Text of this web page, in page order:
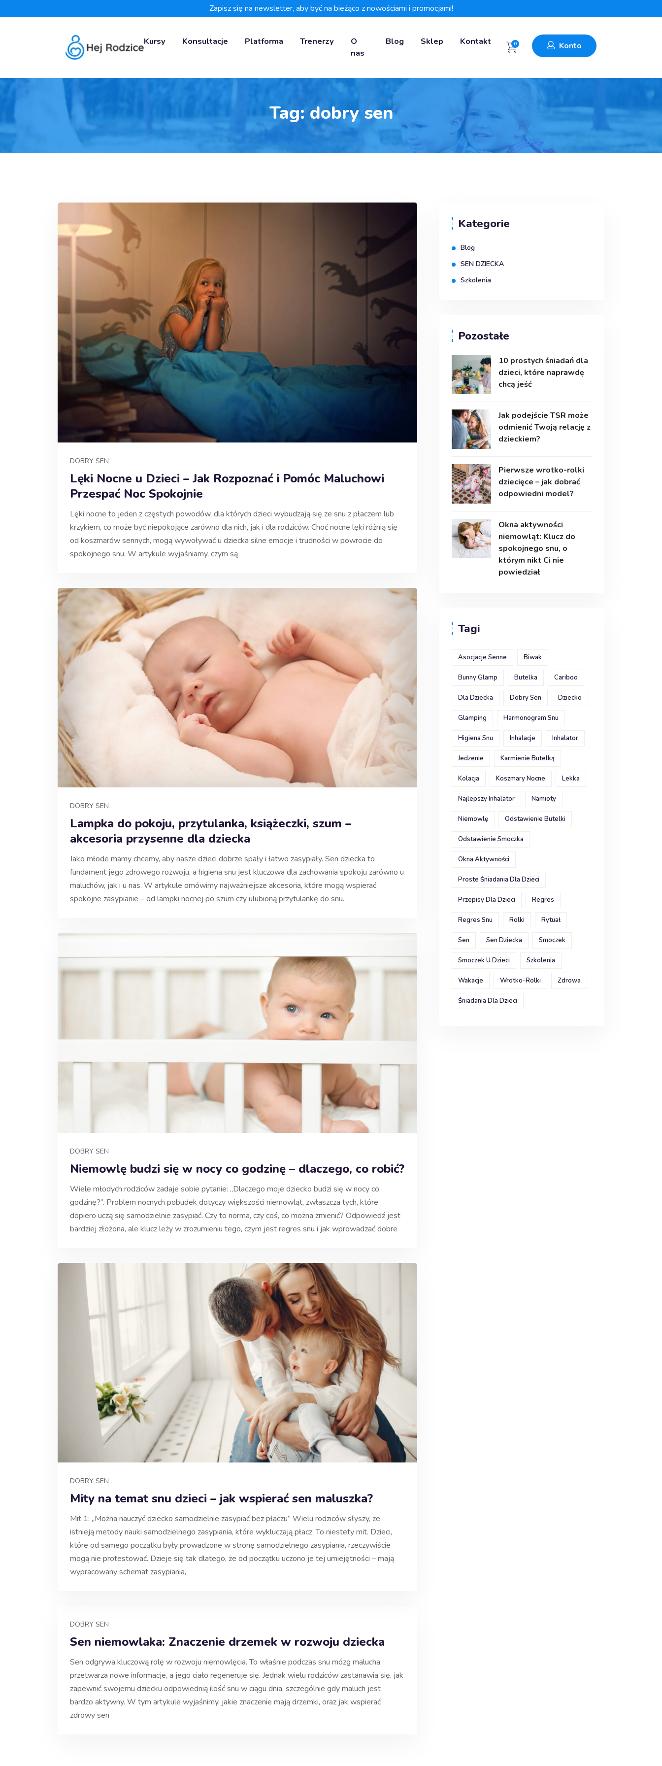
Zapisz się na newsletter, aby być na bieżąco z nowościami i promocjami!
Kursy Konsultacje Platforma Trenerzy
O
nas
Blog Sklep Kontakt 0 Konto
Tag: dobry sen
DOBRY SEN
Lęki Nocne u Dzieci – Jak Rozpoznać i Pomóc Maluchowi
Przespać Noc Spokojnie
Lęki nocne to jeden z częstych powodów, dla których dzieci wybudzają się ze snu z płaczem lub
krzykiem, co może być niepokojące zarówno dla nich, jak i dla rodziców. Choć nocne lęki różnią się
od koszmarów sennych, mogą wywoływać u dziecka silne emocje i trudności w powrocie do
spokojnego snu. W artykule wyjaśniamy, czym są
DOBRY SEN
Lampka do pokoju, przytulanka, książeczki, szum –
akcesoria przysenne dla dziecka
Jako młode mamy chcemy, aby nasze dzieci dobrze spały i łatwo zasypiały. Sen dziecka to
fundament jego zdrowego rozwoju, a higiena snu jest kluczowa dla zachowania spokoju zarówno u
maluchów, jak i u nas. W artykule omówimy najważniejsze akcesoria, które mogą wspierać
spokojne zasypianie – od lampki nocnej po szum czy ulubioną przytulankę do snu.
DOBRY SEN
Niemowlę budzi się w nocy co godzinę – dlaczego, co robić?
Wiele młodych rodziców zadaje sobie pytanie: „Dlaczego moje dziecko budzi się w nocy co
godzinę?”. Problem nocnych pobudek dotyczy większości niemowląt, zwłaszcza tych, które
dopiero uczą się samodzielnie zasypiać. Czy to norma, czy coś, co można zmienić? Odpowiedź jest
bardziej złożona, ale klucz leży w zrozumieniu tego, czym jest regres snu i jak wprowadzać dobre
DOBRY SEN
Mity na temat snu dzieci – jak wspierać sen maluszka?
Mit 1: „Można nauczyć dziecko samodzielnie zasypiać bez płaczu” Wielu rodziców słyszy, że
istnieją metody nauki samodzielnego zasypiania, które wykluczają płacz. To niestety mit. Dzieci,
które od samego początku były prowadzone w stronę samodzielnego zasypiania, rzeczywiście
mogą nie protestować. Dzieje się tak dlatego, że od początku uczono je tej umiejętności – mają
wypracowany schemat zasypiania,
DOBRY SEN
Sen niemowlaka: Znaczenie drzemek w rozwoju dziecka
Sen odgrywa kluczową rolę w rozwoju niemowlęcia. To właśnie podczas snu mózg malucha
przetwarza nowe informacje, a jego ciało regeneruje się. Jednak wielu rodziców zastanawia się, jak
zapewnić swojemu dziecku odpowiednią ilość snu w ciągu dnia, szczególnie gdy maluch jest
bardzo aktywny. W tym artykule wyjaśnimy, jakie znaczenie mają drzemki, oraz jak wspierać
zdrowy sen
Kategorie
Blog
SEN DZIECKA
Szkolenia
Pozostałe
10 prostych śniadań dla
dzieci, które naprawdę
chcą jeść
Jak podejście TSR może
odmienić Twoją relację z
dzieckiem?
Pierwsze wrotko-rolki
dziecięce – jak dobrać
odpowiedni model?
Okna aktywności
niemowląt: Klucz do
spokojnego snu, o
którym nikt Ci nie
powiedział
Tagi
Asocjacje Senne Biwak
Bunny Glamp Butelka Cariboo
Dla Dziecka Dobry Sen Dziecko
Glamping Harmonogram Snu
Higiena Snu Inhalacje Inhalator
Jedzenie Karmienie Butelką
Kolacja Koszmary Nocne Lekka
Najlepszy Inhalator Namioty
Niemowlę Odstawienie Butelki
Odstawienie Smoczka
Okna Aktywności
Proste Śniadania Dla Dzieci
Przepisy Dla Dzieci Regres
Regres Snu Rolki Rytuał
Sen Sen Dziecka Smoczek
Smoczek U Dzieci Szkolenia
Wakacje Wrotko-Rolki Zdrowa
Śniadania Dla Dzieci